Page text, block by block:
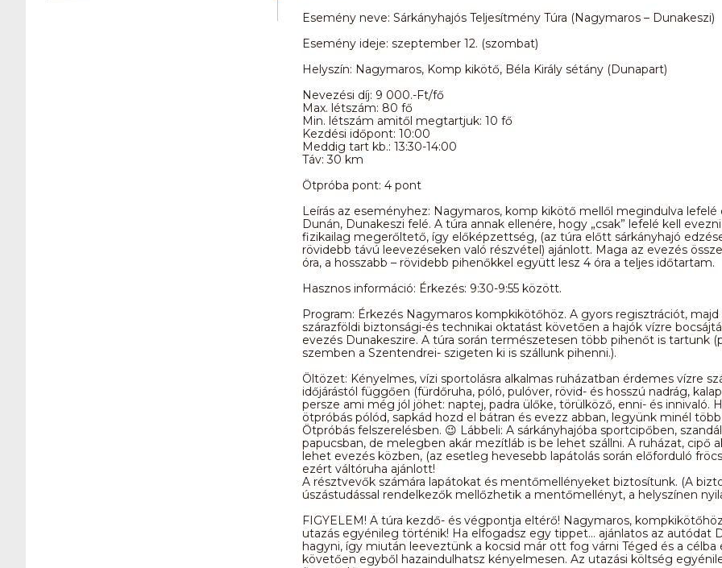
Esemény neve: Sárkányhajós Teljesítmény Túra (Nagymaros – Dunakeszi)
Esemény ideje: szeptember 12. (szombat)
Helyszín: Nagymaros, Komp kikötő, Béla Király sétány (Dunapart)
Nevezési díj: 9 000.-Ft/fő
Max. létszám: 80 fő
Min. létszám amitől megtartjuk: 10 fő
Kezdési időpont: 10:00
Meddig tart kb.: 13:30-14:00
Táv: 30 km
Ötpróba pont: 4 pont
Leírás az eseményhez: Nagymaros, komp kikötő mellől megindulva lefelé
Dunán, Dunakeszi felé. A túra annak ellenére, hogy „csak” lefelé kell
fizikailag megerőltető, így előképzettség, (az túra előtt sárkányhajó
rövidebb távú leevezéseken való részvétel) ajánlott. Maga az evezés
óra, a hosszabb – rövidebb pihenőkkel együtt lesz 4 óra a teljes időtartam.
Hasznos információ: Érkezés: 9:30-9:55 között.
Program: Érkezés Nagymaros kompkikötőhöz. A gyors regisztrációt, majd
szárazföldi biztonsági-és technikai oktatást követően a hajók vízre
evezés Dunakeszire. A túra során természetesen több pihenőt is tartunk
szemben a Szentendrei- szigeten ki is szállunk pihenni.).
Öltözet: Kényelmes, vízi sportolásra alkalmas ruházatban érdemes vízre
időjárástól függően (fürdőruha, póló, pulóver, rövid- és hosszú nadrág,
persze ami még jól jöhet: naptej, padra ülőke, törülköző, enni- és innivaló.
ötpróbás pólód, sapkád hozd el bátran és evezz abban, legyünk minél
Ötpróbás felszerelésben. 😉 Lábbeli: A sárkányhajóba sportcipőben,
papucsban, de melegben akár mezítláb is be lehet szállni. A ruházat, cipő
lehet evezés közben, (az esetleg hevesebb lapátolás során előforduló
ezért váltóruha ajánlott!
A résztvevők számára lapátokat és mentőmellényeket biztosítunk. (A
úszástudással rendelkezők mellőzhetik a mentőmellényt, a helyszínen
FIGYELEM! A túra kezdő- és végpontja eltérő! Nagymaros,
utazás egyénileg történik! Ha elfogadsz egy tippet… ajánlatos az autódat
hagyni, így miután leeveztünk a kocsid már ott fog várni Téged és a célba
követően egyből hazaindulhatsz kényelmesen. Az utazási költség